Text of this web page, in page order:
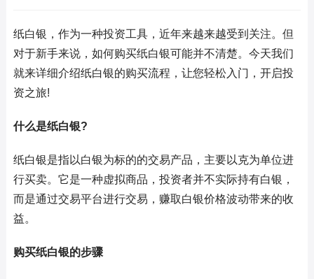
纸白银，作为一种投资工具，近年来越来越受到关注。但
对于新手来说，如何购买纸白银可能并不清楚。今天我们
就来详细介绍纸白银的购买流程，让您轻松入门，开启投
资之旅!
什么是纸白银?
纸白银是指以白银为标的的交易产品，主要以克为单位进
行买卖。它是一种虚拟商品，投资者并不实际持有白银，
而是通过交易平台进行交易，赚取白银价格波动带来的收
益。
购买纸白银的步骤